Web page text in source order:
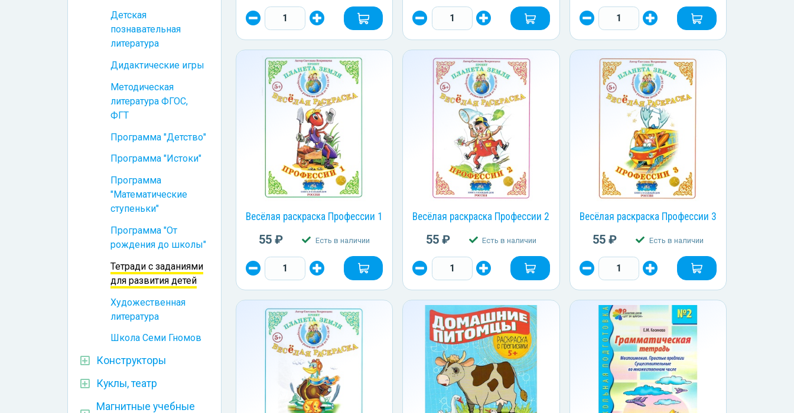
Детская
познавательная
литература
Дидактические игры
Методическая
литература ФГОС,
ФГТ
Программа "Детство"
Программа "Истоки"
Программа
"Математические
ступеньки"
Программа "От
рождения до школы"
Тетради с заданиями
для развития детей
Художественная
литература
Школа Семи Гномов
Конструкторы
Куклы, театр
Магнитные учебные
Весёлая раскраска Профессии 1
55 ₽ Есть в наличии
Весёлая раскраска Профессии 2
55 ₽ Есть в наличии
Весёлая раскраска Профессии 3
55 ₽ Есть в наличии